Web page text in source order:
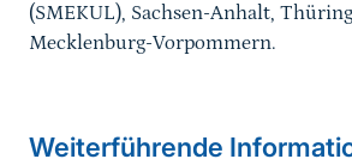
(SMEKUL), Sachsen-Anhalt,
Mecklenburg-Vorpommern.
Weiterführende